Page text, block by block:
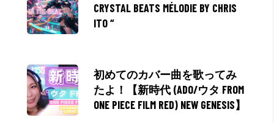
CRYSTAL BEATS MÉLODIE BY CHRIS
ITO “
初めてのカバー曲を歌ってみ
たよ！【新時代 (ADO/ウタ FROM
ONE PIECE FILM RED) NEW GENESIS】